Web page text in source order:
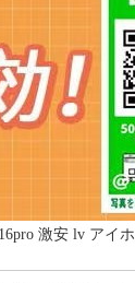
激安 lv アイ